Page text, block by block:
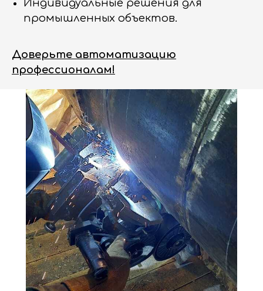
Индивидуальные решения для
промышленных объектов.
Доверьте автоматизацию
профессионалам!